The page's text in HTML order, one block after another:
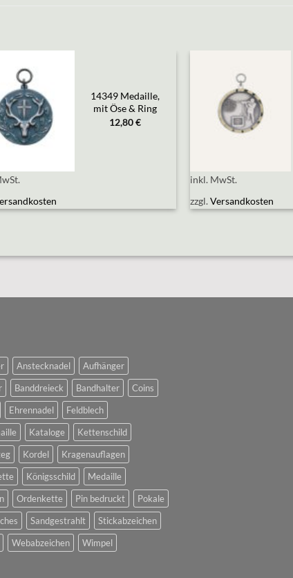
wishlist
14349 Medaille,
mit Öse & Ring
12,80€
wishlist
inkl. MwSt.
zzgl.Versandkosten
Anstecknadel
Aufhänger
Banddreieck Bandhalter
Coins
Ehrennadel
Feldblech
Kataloge
Kettenschild
Kordel
Kragenauflagen
Königsschild
Medaille
Ordenkette Pin bedruckt
Pokale
Sandgestrahlt
Stickabzeichen
Webabzeichen Wimpel